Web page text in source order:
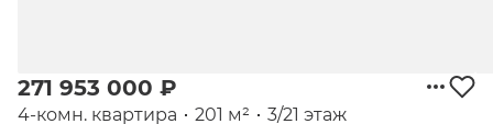
271 953 000 ₽
4-комн. квартира 201 м² 3/21 этаж